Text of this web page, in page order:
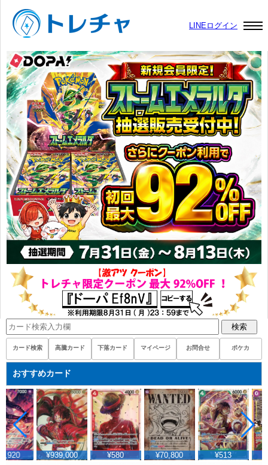
LINEログイン
検索
カード検索 高騰カード 下落カード マイページ お問合せ ポケカ
おすすめカード
¥939,000 ¥580 ¥70,800 ¥513